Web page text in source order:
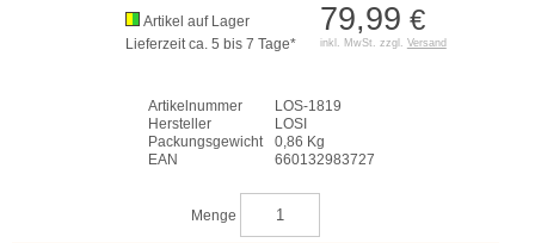
79,99 €
inkl. MwSt. zzgl. Versand
Artikel auf Lager
Lieferzeit ca. 5 bis 7 Tage*
Artikelnummer
LOS-1819
Hersteller
LOSI
Packungsgewicht
0,86 Kg
EAN
660132983727
Menge